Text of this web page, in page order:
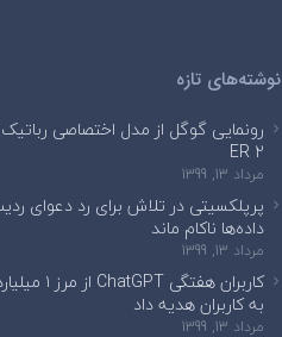
نوشته‌های تازه
ER 2
مرداد 13, 1399
پرپلکسیتی در تلاش برای رد دعوای
داده‌ها ناکام ماند
مرداد 13, 1399
به کاربران هدیه داد
مرداد 13, 1399